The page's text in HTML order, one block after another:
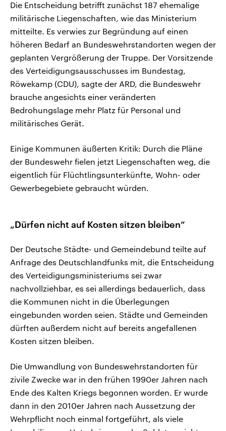
Die Entscheidung betrifft zunächst 187 ehemalige
militärische Liegenschaften, wie das Ministerium
mitteilte. Es verwies zur Begründung auf einen
höheren Bedarf an Bundeswehrstandorten wegen der
geplanten Vergrößerung der Truppe. Der Vorsitzende
des Verteidigungsausschusses im Bundestag,
Röwekamp (CDU), sagte der ARD, die Bundeswehr
brauche angesichts einer veränderten
Bedrohungslage mehr Platz für Personal und
militärisches Gerät.
Einige Kommunen äußerten Kritik: Durch die Pläne
der Bundeswehr fielen jetzt Liegenschaften weg, die
eigentlich für Flüchtlingsunterkünfte, Wohn- oder
Gewerbegebiete gebraucht würden.
„Dürfen nicht auf Kosten sitzen bleiben“
Der Deutsche Städte- und Gemeindebund teilte auf
Anfrage des Deutschlandfunks mit, die Entscheidung
des Verteidigungsministeriums sei zwar
nachvollziehbar, es sei allerdings bedauerlich, dass
die Kommunen nicht in die Überlegungen
eingebunden worden seien. Städte und Gemeinden
dürften außerdem nicht auf bereits angefallenen
Kosten sitzen bleiben.
Die Umwandlung von Bundeswehrstandorten für
zivile Zwecke war in den frühen 1990er Jahren nach
Ende des Kalten Kriegs begonnen worden. Er wurde
dann in den 2010er Jahren nach Aussetzung der
Wehrpflicht noch einmal fortgeführt, als viele